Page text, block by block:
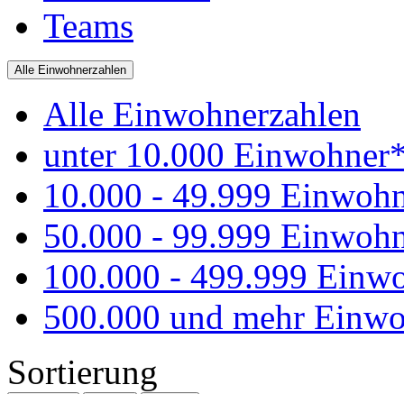
Teams
Alle Einwohnerzahlen
Alle Einwohnerzahlen
unter 10.000
10.000 - 49.999
50.000 - 99.999
100.000 - 499.999
500.000 und mehr
Sortierung